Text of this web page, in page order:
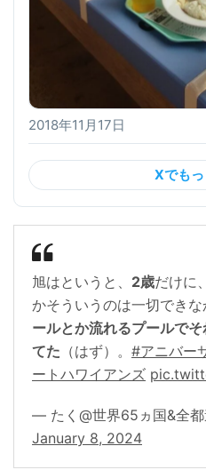
2018年11月17日
Xでも
旭はというと、 2歳だけに
かそういうのは一切できな
ールとか流れるプールで
てた （はず）。 #アニバー
ートハワイアンズ
— たく@世界65ヵ国&全
January 8, 2024